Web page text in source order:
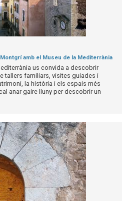
amb el Museu de la Mediterrània
us convida a descobrir
tallers familiars, visites guiades i
la història i els espais més
anar gaire lluny per descobrir un